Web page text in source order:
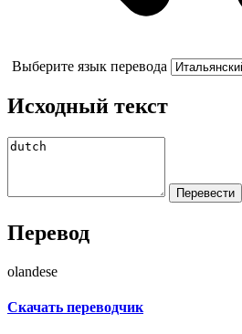
Выберите язык перевода
Исходный текст
Перевод
olandese
Скачать переводчик